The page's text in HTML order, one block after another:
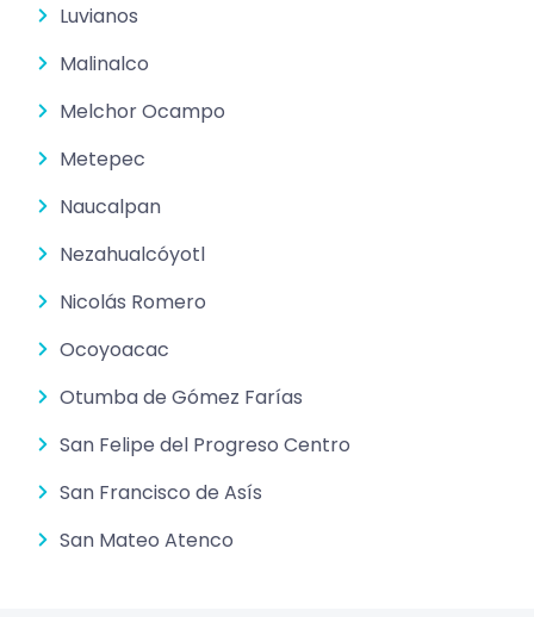
Luvianos
Malinalco
Melchor Ocampo
Metepec
Naucalpan
Nezahualcóyotl
Nicolás Romero
Ocoyoacac
Otumba de Gómez Farías
San Felipe del Progreso Centro
San Francisco de Asís
San Mateo Atenco